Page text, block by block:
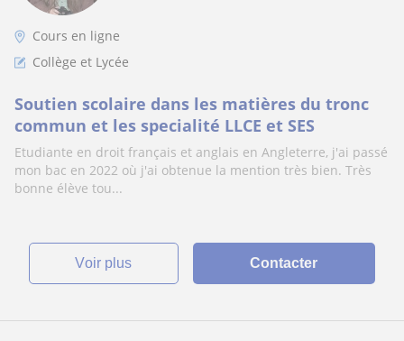
Cours en ligne
Collège et Lycée
Soutien scolaire dans les matières du tronc
commun et les specialité LLCE et SES
Etudiante en droit français et anglais en Angleterre, j'ai passé
mon bac en 2022 où j'ai obtenue la mention très bien. Très
bonne élève tou...
voir plus Contacter